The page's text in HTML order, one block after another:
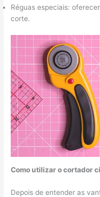
Réguas especiais:
corte.
Como utilizar o cortador
Depois de entender as